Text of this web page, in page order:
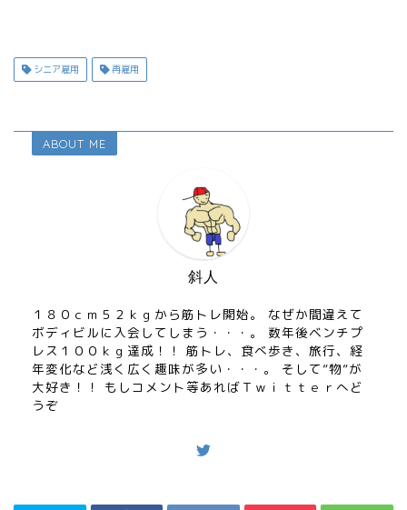
シニア雇用 再雇用
ABOUT ME
斜人
１８０ｃｍ５２ｋｇから筋トレ開始。 なぜか間違えて
ボディビルに入会してしまう・・・。 数年後ベンチプ
レス１００ｋｇ達成！！ 筋トレ、食べ歩き、旅行、経
年変化など浅く広く趣味が多い・・・。 そして”物”が
大好き！！ もしコメント等あればＴｗｉｔｔｅｒへど
うぞ